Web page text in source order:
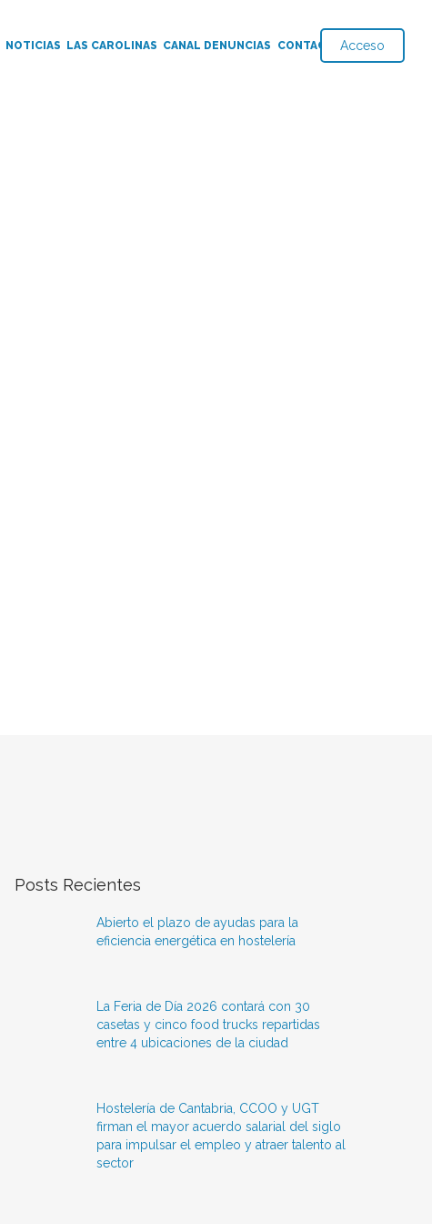
NOTICIAS LAS CAROLINAS CANAL DENUNCIAS CONTACTOAcceso
Posts Recientes
Abierto el plazo de ayudas para la
eficiencia energética en hostelería
La Feria de Día 2026 contará con 30
casetas y cinco food trucks repartidas
entre 4 ubicaciones de la ciudad
Hostelería de Cantabria, CCOO y UGT
firman el mayor acuerdo salarial del siglo
para impulsar el empleo y atraer talento al
sector